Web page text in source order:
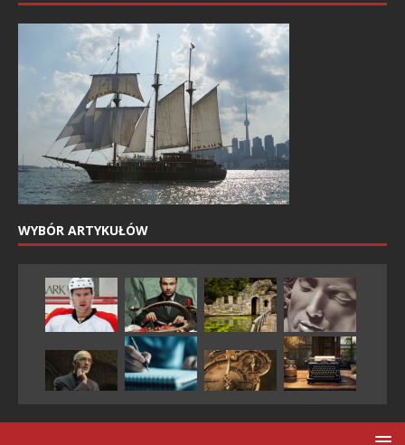
WYBÓR ARTYKUŁÓW